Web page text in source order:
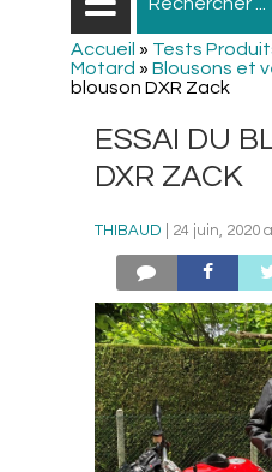
Accueil » Tests
Motard » Blousons et
blouson DXR Zack
ESSAI DU
DXR ZACK
THIBAUD | 24 juin, 2020